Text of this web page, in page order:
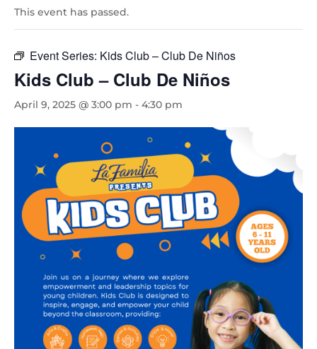
This event has passed.
Event Series: Kids Club – Club De Niños
Kids Club – Club De Niños
April 9, 2025 @ 3:00 pm - 4:30 pm